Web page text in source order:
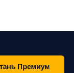
Премиум